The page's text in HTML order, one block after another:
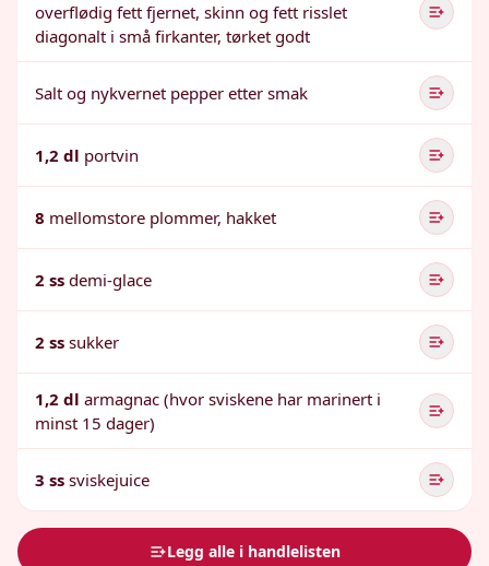
overflødig fett fjernet, skinn og fett risslet
diagonalt i små firkanter, tørket godt
Salt og nykvernet pepper etter smak
1,2 dl portvin
8 mellomstore plommer, hakket
2 ss demi-glace
2 ss sukker
1,2 dl armagnac (hvor sviskene har marinert i
minst 15 dager)
3 ss sviskejuice
Legg alle i handlelisten